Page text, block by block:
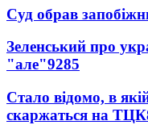
Суд обрав
Зеленський про
"але"9285
Стало відомо, в
скаржаться на ТЦК